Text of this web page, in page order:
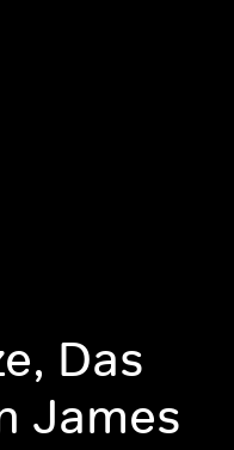
Das
James